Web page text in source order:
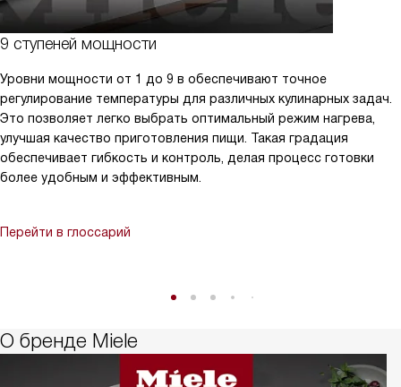
9 ступеней мощности
Уровни мощности от 1 до 9 в обеспечивают точное
регулирование температуры для различных кулинарных задач.
Это позволяет легко выбрать оптимальный режим нагрева,
улучшая качество приготовления пищи. Такая градация
обеспечивает гибкость и контроль, делая процесс готовки
более удобным и эффективным.
Перейти в глоссарий
О бренде Miele